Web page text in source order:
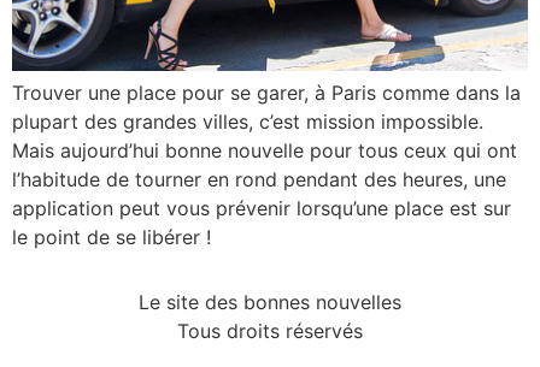
Trouver une place pour se garer, à Paris comme dans la
plupart des grandes villes, c’est mission impossible.
Mais aujourd’hui bonne nouvelle pour tous ceux qui ont
l’habitude de tourner en rond pendant des heures, une
application peut vous prévenir lorsqu’une place est sur
le point de se libérer !
Le site des bonnes nouvelles
Tous droits réservés